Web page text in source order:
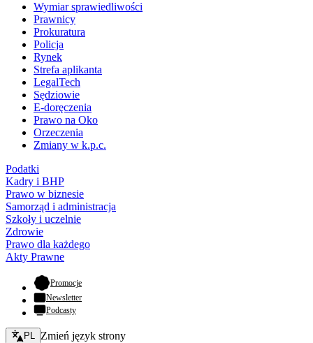
Wymiar sprawiedliwości
Prawnicy
Prokuratura
Policja
Rynek
Strefa aplikanta
LegalTech
Sędziowie
E-doręczenia
Prawo na Oko
Orzeczenia
Zmiany w k.p.c.
Podatki
Kadry i BHP
Prawo w biznesie
Samorząd i administracja
Szkoły i uczelnie
Zdrowie
Prawo dla każdego
Akty Prawne
Promocje- otwiera się w nowej karcie
Newsletter
Podcasty
Zmień język - bieżący:
PL Zmień język strony